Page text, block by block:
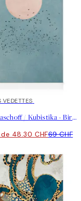
VEDETTES
Boris Draschoff / Kubistika - Birds Fly Away Toile
48.30 CHF69 CHF